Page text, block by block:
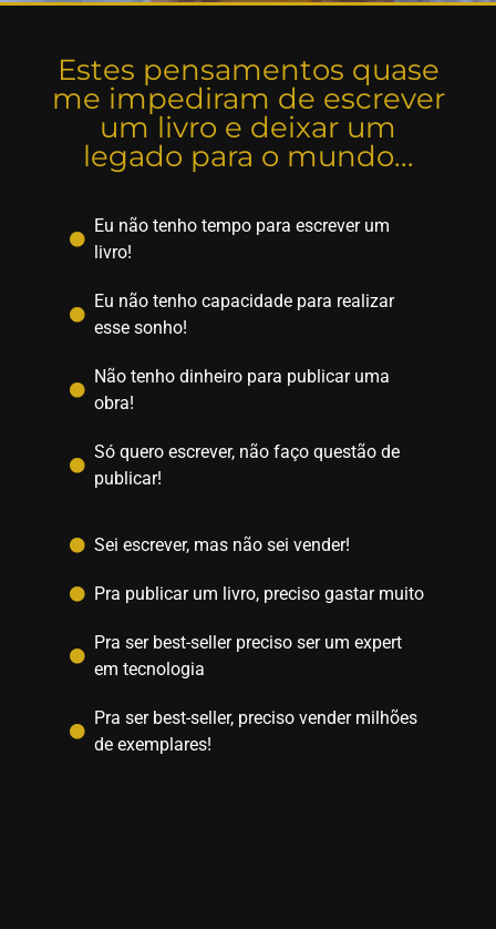
Estes pensamentos quase
me impediram de escrever
um livro e deixar um
legado para o mundo...
Eu não tenho tempo para escrever um
livro!
Eu não tenho capacidade para realizar
esse sonho!
Não tenho dinheiro para publicar uma
obra!
Só quero escrever, não faço questão de
publicar!
Sei escrever, mas não sei vender!
Pra publicar um livro, preciso gastar muito
Pra ser best-seller preciso ser um expert
em tecnologia
Pra ser best-seller, preciso vender milhões
de exemplares!